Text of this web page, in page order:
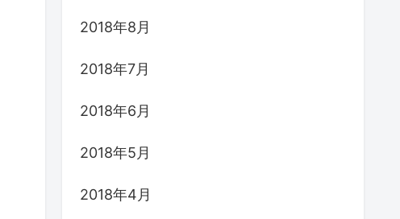
2018年8月
2018年7月
2018年6月
2018年5月
2018年4月